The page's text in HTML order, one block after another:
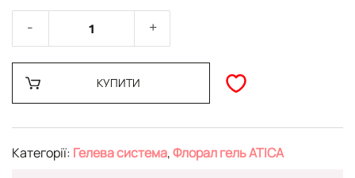
КУПИТИ
Категорії: Гелева система,Флорал гель ATICA